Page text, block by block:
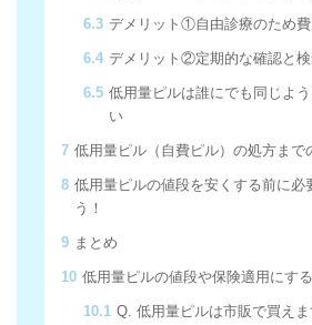
6.3 デメリット①自由診療のため費
6.4 デメリット②定期的な確認と検
6.5 低用量ピルは誰にでも同じよ
い
7 低用量ピル（自費ピル）の処方まで
8 低用量ピルの値段を安くする前に必
う！
9 まとめ
10 低用量ピルの値段や保険適用にす
10.1 Q. 低用量ピルは市販で買えま